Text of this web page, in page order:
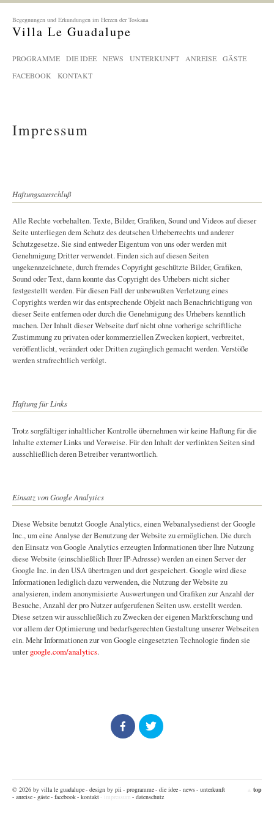
Begegnungen und Erkundungen im Herzen der Toskana
Villa Le Guadalupe
PROGRAMME DIE IDEE NEWS UNTERKUNFT ANREISE
GÄSTE
FACEBOOK
KONTAKT
Impressum
Haftungsausschluß
Alle Rechte vorbehalten. Texte, Bilder, Grafiken, Sound und Videos auf dieser
Seite unterliegen dem Schutz des deutschen Urheberrechts und anderer
Schutzgesetze. Sie sind entweder Eigentum von uns oder werden mit
Genehmigung Dritter verwendet. Finden sich auf diesen Seiten
ungekennzeichnete, durch fremdes Copyright geschützte Bilder, Grafiken,
Sound oder Text, dann konnte das Copyright des Urhebers nicht sicher
festgestellt werden. Für diesen Fall der unbewußten Verletzung eines
Copyrights werden wir das entsprechende Objekt nach Benachrichtigung von
dieser Seite entfernen oder durch die Genehmigung des Urhebers kenntlich
machen. Der Inhalt dieser Webseite darf nicht ohne vorherige schriftliche
Zustimmung zu privaten oder kommerziellen Zwecken kopiert, verbreitet,
veröffentlicht, verändert oder Dritten zugänglich gemacht werden. Verstöße
werden strafrechtlich verfolgt.
Haftung für Links
Trotz sorgfältiger inhaltlicher Kontrolle übernehmen wir keine Haftung für die
Inhalte externer Links und Verweise. Für den Inhalt der verlinkten Seiten sind
ausschließlich deren Betreiber verantwortlich.
Einsatz von Google Analytics
Diese Website benutzt Google Analytics, einen Webanalysedienst der Google
Inc., um eine Analyse der Benutzung der Website zu ermöglichen. Die durch
den Einsatz von Google Analytics erzeugten Informationen über Ihre Nutzung
diese Website (einschließlich Ihrer IP-Adresse) werden an einen Server der
Google Inc. in den USA übertragen und dort gespeichert. Google wird diese
Informationen lediglich dazu verwenden, die Nutzung der Website zu
analysieren, indem anonymisierte Auswertungen und Grafiken zur Anzahl der
Besuche, Anzahl der pro Nutzer aufgerufenen Seiten usw. erstellt werden.
Diese setzen wir ausschließlich zu Zwecken der eigenen Marktforschung und
vor allem der Optimierung und bedarfsgerechten Gestaltung unserer Webseiten
ein. Mehr Informationen zur von Google eingesetzten Technologie finden sie
untergoogle.com/analytics.
© 2026 by villa le guadalupe- design by pii - programme- die idee- news- unterkunft
- anreise- gäste- facebook- kontakt - impressum - datenschutz
top